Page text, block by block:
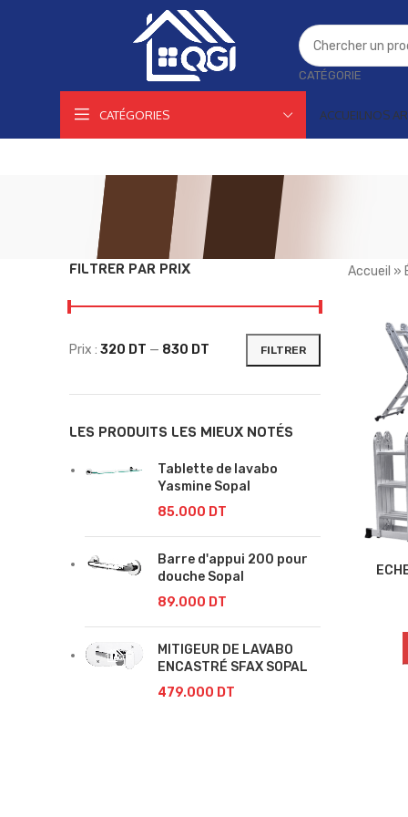
CATÉGORIE
CATÉGORIES ACCUEIL NOS
FILTRER PAR PRIX
FILTRER
Prix : 320 DT — 830 DT
LES PRODUITS LES MIEUX NOTÉS
Tablette de lavabo
Yasmine Sopal
85.000 DT
Barre d'appui 200 pour
douche Sopal
89.000 DT
MITIGEUR DE LAVABO
ENCASTRÉ SFAX SOPAL
479.000 DT
Accueil »